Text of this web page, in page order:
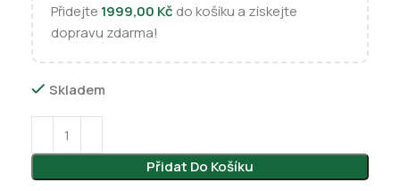
Přidejte 1999,00 Kč do košíku a získejte
dopravu zdarma!
Skladem
Přidat Do Košíku